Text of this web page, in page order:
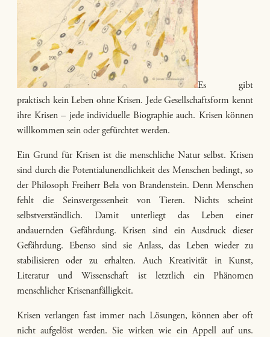
Es gibt
praktisch kein Leben ohne Krisen. Jede Gesellschaftsform kennt
ihre Krisen – jede individuelle Biographie auch. Krisen können
willkommen sein oder gefürchtet werden.
Ein Grund für Krisen ist die menschliche Natur selbst. Krisen
sind durch die Potentialunendlichkeit des Menschen bedingt, so
der Philosoph Freiherr Bela von Brandenstein. Denn Menschen
fehlt die Seinsvergessenheit von Tieren. Nichts scheint
selbstverständlich. Damit unterliegt das Leben einer
andauernden Gefährdung. Krisen sind ein Ausdruck dieser
Gefährdung. Ebenso sind sie Anlass, das Leben wieder zu
stabilisieren oder zu erhalten. Auch Kreativität in Kunst,
Literatur und Wissenschaft ist letztlich ein Phänomen
menschlicher Krisenanfälligkeit.
Krisen verlangen fast immer nach Lösungen, können aber oft
nicht aufgelöst werden. Sie wirken wie ein Appell auf uns.